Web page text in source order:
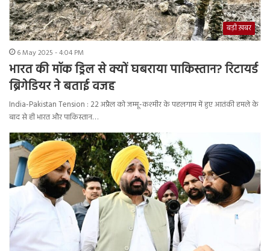
बड़ी ख़बर
6 May 2025 - 4:04 PM
भारत की मॉक ड्रिल से क्यों घबराया पाकिस्तान? रिटायर्ड
ब्रिगेडियर ने बताई वजह
India-Pakistan Tension : 22 अप्रैल को जम्मू-कश्मीर के पहलगाम में हुए आतंकी हमले के
बाद से ही भारत और पाकिस्तान…